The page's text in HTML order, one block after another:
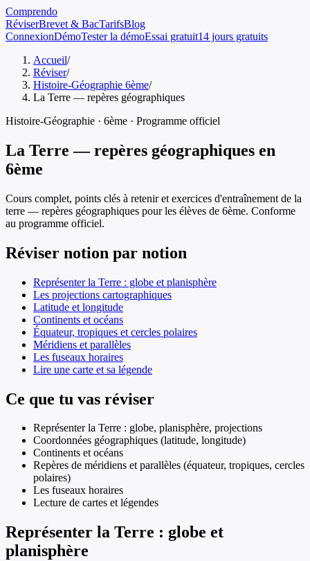
Comprendo
RéviserBrevet & BacTarifsBlog
ConnexionDémoTester la démoEssai gratuit14 jours gratuits
Accueil/
Réviser/
Histoire-Géographie 6ème/
La Terre — repères géographiques
Histoire-Géographie · 6ème · Programme officiel
La Terre — repères géographiques en
6ème
Cours complet, points clés à retenir et exercices d'entraînement de la
terre — repères géographiques pour les élèves de 6ème. Conforme
au programme officiel.
Réviser notion par notion
Représenter la Terre : globe et planisphère
Les projections cartographiques
Latitude et longitude
Continents et océans
Équateur, tropiques et cercles polaires
Méridiens et parallèles
Les fuseaux horaires
Lire une carte et sa légende
Ce que tu vas réviser
Représenter la Terre : globe, planisphère, projections
Coordonnées géographiques (latitude, longitude)
Continents et océans
Repères de méridiens et parallèles (équateur, tropiques, cercles
polaires)
Les fuseaux horaires
Lecture de cartes et légendes
Représenter la Terre : globe et
planisphère